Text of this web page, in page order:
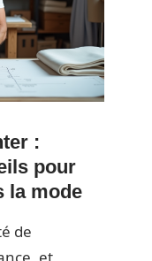
:
pour
la mode
de
et